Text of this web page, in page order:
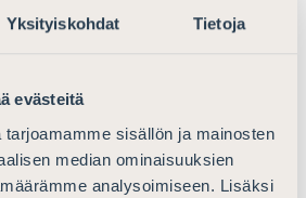
Yksityiskohdat Tietoja
evästeitä
sisällön ja mainosten
median ominaisuuksien
analysoimiseen. Lisäksi
osalta
lainsäädännössä on
sekä kansainvälisen
2016 julkaisemasta